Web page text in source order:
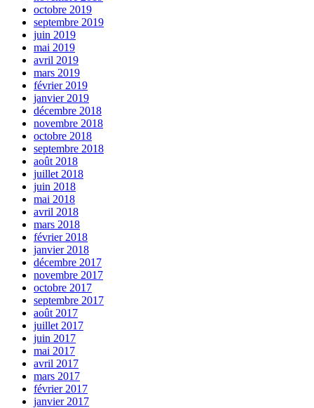
octobre 2019
septembre 2019
juin 2019
mai 2019
avril 2019
mars 2019
février 2019
janvier 2019
décembre 2018
novembre 2018
octobre 2018
septembre 2018
août 2018
juillet 2018
juin 2018
mai 2018
avril 2018
mars 2018
février 2018
janvier 2018
décembre 2017
novembre 2017
octobre 2017
septembre 2017
août 2017
juillet 2017
juin 2017
mai 2017
avril 2017
mars 2017
février 2017
janvier 2017